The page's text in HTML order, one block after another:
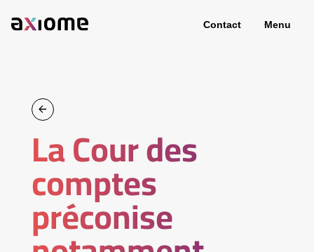
Contact Menu
La Cour des
comptes
préconise